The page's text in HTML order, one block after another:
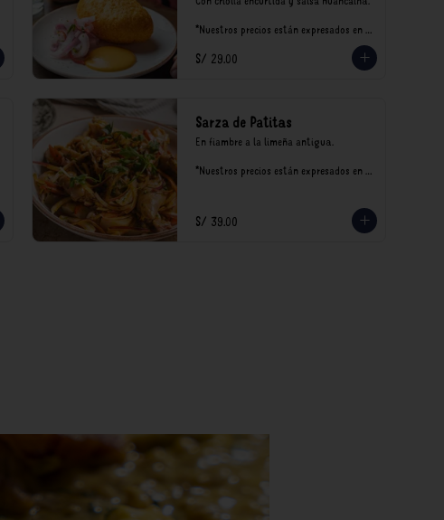
*Nuestros precios están expresados en
recargo al consumo.
S/ 29.00
Sarza de Patitas
En fiambre a la limeña antigua.
*Nuestros precios están expresados en
S/ 39.00